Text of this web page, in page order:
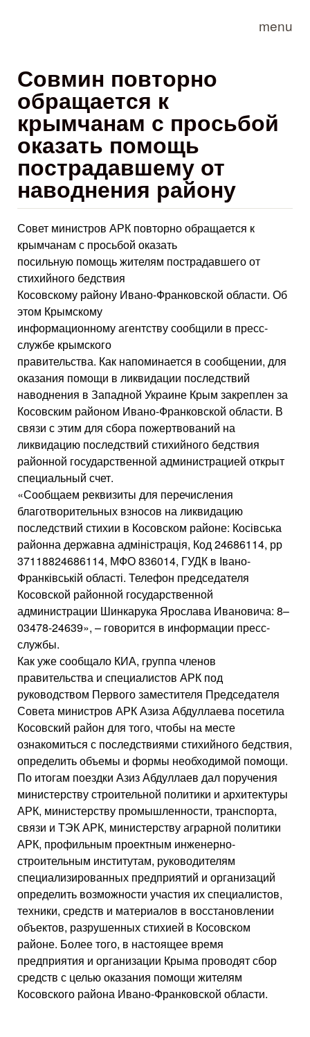
menu
Совмин повторно
обращается к
крымчанам с просьбой
оказать помощь
пострадавшему от
наводнения району
Совет министров АРК повторно обращается к
крымчанам с просьбой оказать
посильную помощь жителям пострадавшего от
стихийного бедствия
Косовскому району Ивано-Франковской области. Об
этом Крымскому
информационному агентству сообщили в пресс-
службе крымского
правительства. Как напоминается в сообщении, для
оказания помощи в ликвидации последствий
наводнения в Западной Украине Крым закреплен за
Косовским районом Ивано-Франковской области. В
связи с этим для сбора пожертвований на
ликвидацию последствий стихийного бедствия
районной государственной администрацией открыт
специальный счет.
«Сообщаем реквизиты для перечисления
благотворительных взносов на ликвидацию
последствий стихии в Косовском районе: Косівська
районна державна адміністрація, Код 24686114, рр
37118824686114, МФО 836014, ГУДК в Івано-
Франківській області. Телефон председателя
Косовской районной государственной
администрации Шинкарука Ярослава Ивановича: 8–
03478-24639», – говорится в информации пресс-
службы.
Как уже сообщало КИА, группа членов
правительства и специалистов АРК под
руководством Первого заместителя Председателя
Совета министров АРК Азиза Абдуллаева посетила
Косовский район для того, чтобы на месте
ознакомиться с последствиями стихийного бедствия,
определить объемы и формы необходимой помощи.
По итогам поездки Азиз Абдуллаев дал поручения
министерству строительной политики и архитектуры
АРК, министерству промышленности, транспорта,
связи и ТЭК АРК, министерству аграрной политики
АРК, профильным проектным инженерно-
строительным институтам, руководителям
специализированных предприятий и организаций
определить возможности участия их специалистов,
техники, средств и материалов в восстановлении
объектов, разрушенных стихией в Косовском
районе. Более того, в настоящее время
предприятия и организации Крыма проводят сбор
средств с целью оказания помощи жителям
Косовского района Ивано-Франковской области.